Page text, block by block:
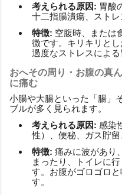
考えられる原因: 胃酸
十二指腸潰瘍、ストレ
特徴: 空腹時、または
徴です。キリキリとし
過度なストレスによる
おへその周り・お腹の真
に痛む
小腸や大腸といった「腸」
ブルが多く見られます。
考えられる原因: 感染
性）、便秘、ガス貯
特徴: 痛みに波があり
まったり、トイレに
す。お腹がゴロゴロ
す。